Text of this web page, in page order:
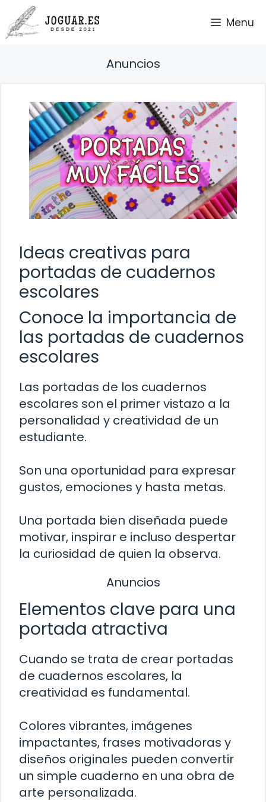
Saltar
al
contenido
Menu
Anuncios
Ideas creativas para
portadas de cuadernos
escolares
Conoce la importancia de
las portadas de cuadernos
escolares
Las portadas de los cuadernos
escolares son el primer vistazo a la
personalidad y creatividad de un
estudiante.
Son una oportunidad para expresar
gustos, emociones y hasta metas.
Una portada bien diseñada puede
motivar, inspirar e incluso despertar
la curiosidad de quien la observa.
Anuncios
Elementos clave para una
portada atractiva
Cuando se trata de crear portadas
de cuadernos escolares, la
creatividad es fundamental.
Colores vibrantes, imágenes
impactantes, frases motivadoras y
diseños originales pueden convertir
un simple cuaderno en una obra de
arte personalizada.